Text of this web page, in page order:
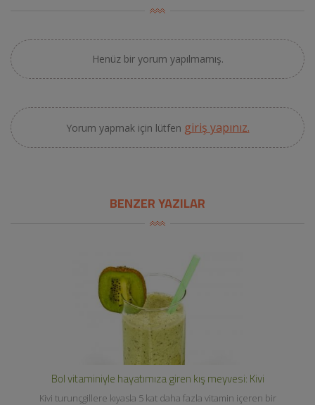
Henüz bir yorum yapılmamış.
Yorum yapmak için lütfen giriş yapınız.
BENZER YAZILAR
Bol vitaminiyle hayatımıza giren kış meyvesi: Kivi
Kivi turunçgillere kıyasla 5 kat daha fazla vitamin içeren bir